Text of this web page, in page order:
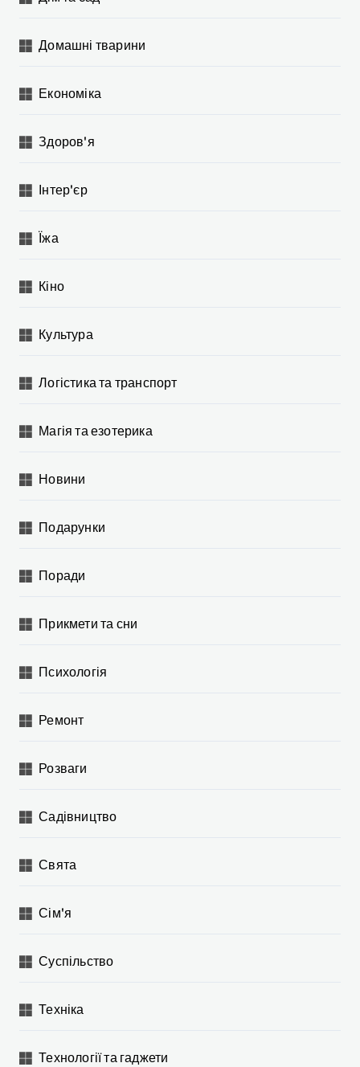
Домашні тварини
Економіка
Здоров'я
Інтер'єр
Їжа
Кіно
Культура
Логістика та транспорт
Магія та езотерика
Новини
Подарунки
Поради
Прикмети та сни
Психологія
Ремонт
Розваги
Садівництво
Свята
Сім'я
Суспільство
Техніка
Технології та гаджети